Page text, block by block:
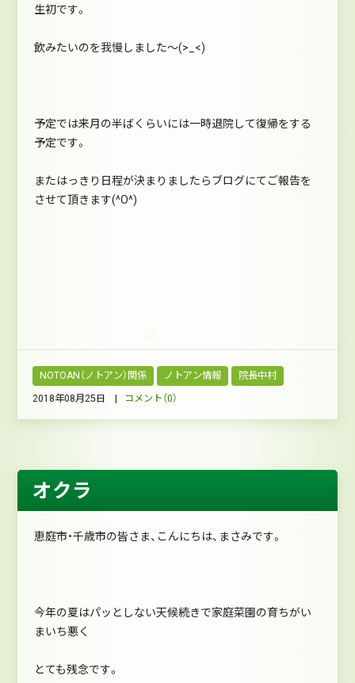
生初です。
飲みたいのを我慢しました～(>_<)
予定では来月の半ばくらいには一時退院して復帰をする
予定です。
またはっきり日程が決まりましたらブログにてご報告を
させて頂きます(^O^)
NOTOAN（ノトアン）関係 ノトアン情報 院長中村
2018年08月25日 | コメント（0）
オクラ
恵庭市・千歳市の皆さま、こんにちは、まさみです。
今年の夏はパッとしない天候続きで家庭菜園の育ちがい
まいち悪く
とても残念です。